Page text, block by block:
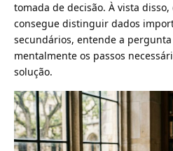
tomada de decisão. À vista
consegue distinguir dados
secundários, entende a
mentalmente os passos
solução.